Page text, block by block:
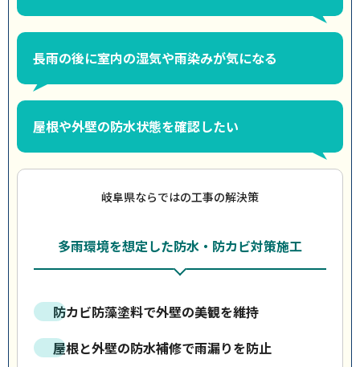
長雨の後に室内の湿気や雨染みが気になる
屋根や外壁の防水状態を確認したい
岐阜県ならではの工事の解決策
多雨環境を想定した防水・防カビ対策施工
防カビ防藻塗料で外壁の美観を維持
屋根と外壁の防水補修で雨漏りを防止